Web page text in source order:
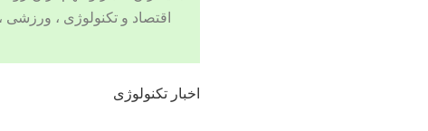
اقتصاد و تکنولوژی ، ورزشی ،
اخبار تکنولوژی